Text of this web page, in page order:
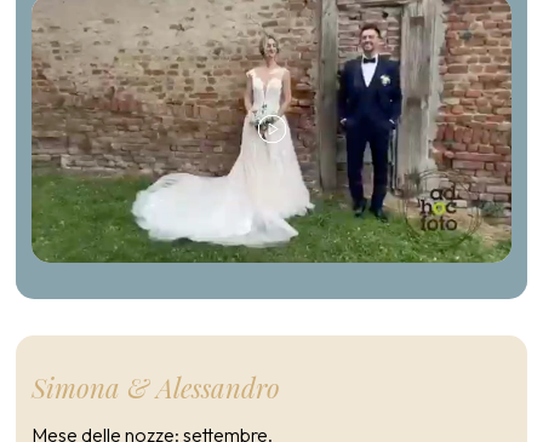
Simona & Alessandro
Mese delle nozze: settembre.